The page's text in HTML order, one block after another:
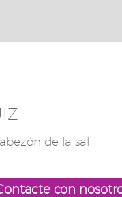
de la sal
con